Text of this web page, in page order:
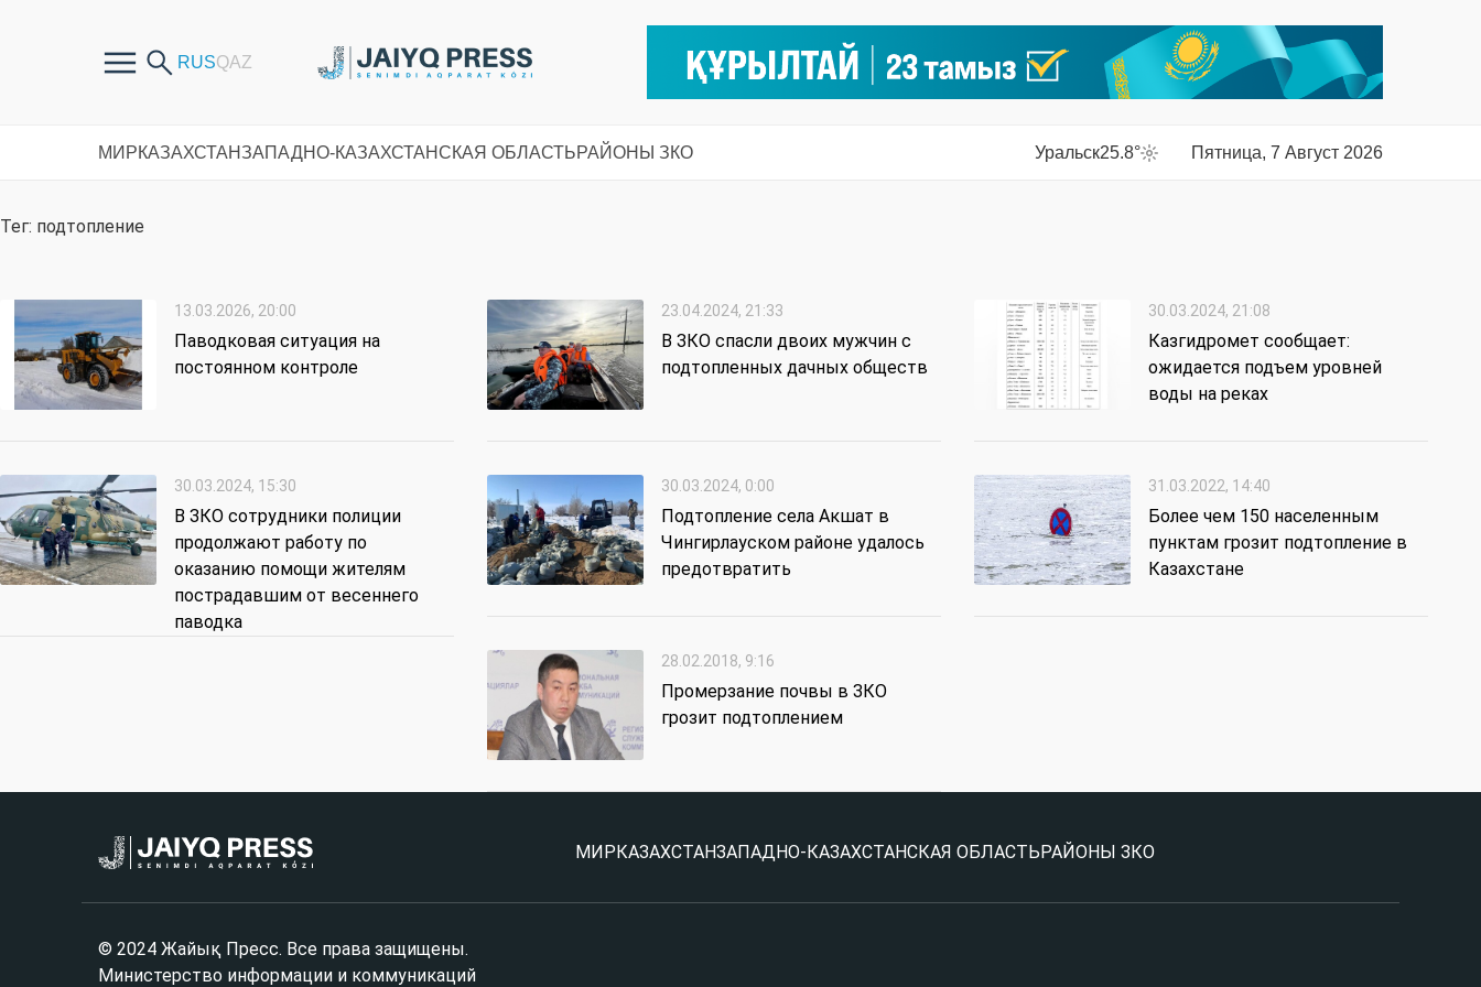
МИРКАЗАХСТАНЗАПАДНО-КАЗАХСТАНСКАЯ ОБЛАСТЬРАЙОНЫ ЗКО Уральск25.8° Пятница, 7 Август 2026
Тег: подтопление
13.03.2026, 20:00
Паводковая ситуация на
постоянном контроле
23.04.2024, 21:33
В ЗКО спасли двоих мужчин с
подтопленных дачных обществ
30.03.2024, 21:08
Казгидромет сообщает:
ожидается подъем уровней
воды на реках
30.03.2024, 15:30
В ЗКО сотрудники полиции
продолжают работу по
оказанию помощи жителям
пострадавшим от весеннего
паводка
30.03.2024, 0:00
Подтопление села Акшат в
Чингирлауском районе удалось
предотвратить
31.03.2022, 14:40
Более чем 150 населенным
пунктам грозит подтопление в
Казахстане
28.02.2018, 9:16
Промерзание почвы в ЗКО
грозит подтоплением
МИР КАЗАХСТАНЗАПАДНО-КАЗАХСТАНСКАЯ ОБЛАСТЬ РАЙОНЫ ЗКО
© 2024 Жайық Пресс. Все права защищены.
Министерство информации и коммуникаций